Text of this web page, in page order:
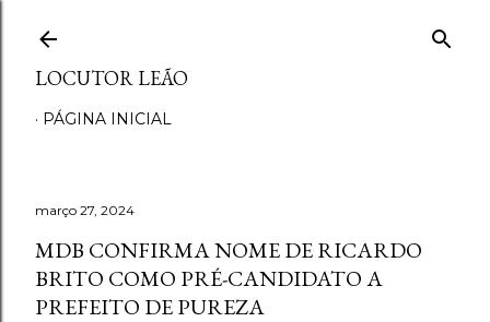
LOCUTOR LEÃO
PÁGINA INICIAL
março 27, 2024
MDB CONFIRMA NOME DE RICARDO
BRITO COMO PRÉ-CANDIDATO A
PREFEITO DE PUREZA